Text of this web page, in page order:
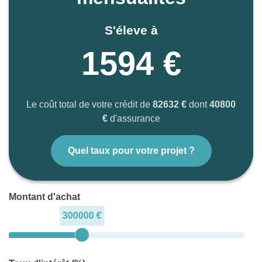
de spécimens botaniques
rares, faisant de lui un lieu
relaxante et instructive.
Rue du Faubourg Saint
Jaumes, des "sorcières" et
des "criminels"
C'est tout près de là, dans la
rue Portalière-des-Masques,
S'éleve à
1594 €
Le coût total de votre crédit de 82632 € dont40800
€d'assurance
Quel taux pour votre projet ?
Montant d'achat
300000 €